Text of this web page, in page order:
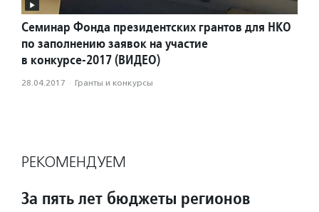
Семинар Фонда президентских грантов для НКО
по заполнению заявок на участие
в конкурсе-2017 (ВИДЕО)
28.04.2017 · Гранты и конкурсы
РЕКОМЕНДУЕМ
За пять лет бюджеты регионов